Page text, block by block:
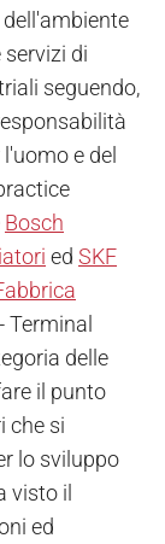
di
seguendo,
e del
Bosch
ed SKF
- Terminal
delle
il punto
che si
lo sviluppo
visto il
ed